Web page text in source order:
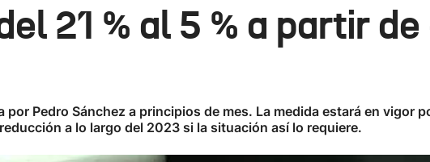
21 % al 5 % a partir
Pedro Sánchez a principios de mes. La medida estará en vigor
a lo largo del 2023 si la situación así lo requiere.